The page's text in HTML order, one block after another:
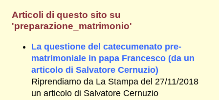
Articoli di questo sito su
'preparazione_matrimonio'
La questione del catecumenato pre-
matrimoniale in papa Francesco (da un
articolo di Salvatore Cernuzio)
Riprendiamo da La Stampa del 27/11/2018
un articolo di Salvatore Cernuzio